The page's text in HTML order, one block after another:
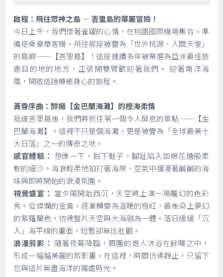
啟程：飛往眾神之島 — 峇里島的華麗冒險！
今日上午，我們懷著雀躍的心情，在桃園國際機場集合。準
備搭乘豪華客機，飛往那座被譽為「世外桃源、人間天堂」
的島嶼——【峇里島】！這座連續多年被票選為亞洲最佳旅
遊目的地的地方，正張開雙臂歡迎著我們。 迎著南洋海
風，開啟這趟療癒身心的旅程。
黃昏序曲：醉擁【金巴蘭海灘】的橙海柔情
抵達峇里島後，我們將前往第一個令人屏息的景點——【金
巴蘭海灘】。這裡不只是個海灘，更是被譽為「全球最美十
大日落」之一的傳奇之地。
感官體驗： 想像一下，脫下鞋子，腳趾陷入如棉花糖般柔
軟的細沙。海浪輕柔地拍打著海岸，空氣中瀰漫著鹹鹹的海
味與即將開始的浪漫氛圍。
視覺盛宴： 當夕陽開始西沉，天空將上演一場魔幻的色彩
秀。從燦爛的金黃，逐漸轉變為溫暖的橙紅，最後染上夢幻
的紫羅蘭色，彷彿整片天空與大海融為一體。落日緩緩「沉
入」海平線的畫面，短暫卻無比壯觀。
浪漫剪影： 隨著夜幕降臨，周圍的遊人沐浴在餘暉之中，
形成一幅幅美麗的剪影畫。在這裡，時間彷彿靜止，只留下
您與這片無盡海洋的獨處時光。